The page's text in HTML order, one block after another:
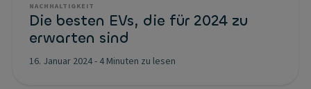
NACHHALTIGKEIT
Die besten EVs, die für 2024 zu
erwarten sind
16. Januar 2024- 4 Minuten zu lesen